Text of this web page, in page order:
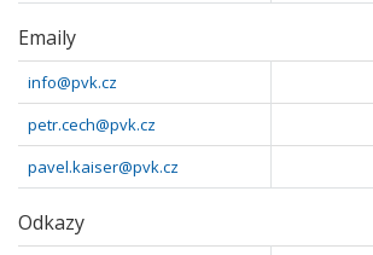
Emaily
info@pvk.cz
petr.cech@pvk.cz
pavel.kaiser@pvk.cz
Odkazy